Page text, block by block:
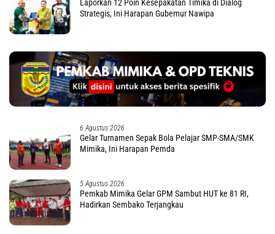
Laporkan 12 Poin Kesepakatan Timika di Dialog
Strategis, Ini Harapan Gubernur Nawipa
6 Agustus 2026
Gelar Turnamen Sepak Bola Pelajar SMP-SMA/SMK
Mimika, Ini Harapan Pemda
5 Agustus 2026
Pemkab Mimika Gelar GPM Sambut HUT ke 81 RI,
Hadirkan Sembako Terjangkau